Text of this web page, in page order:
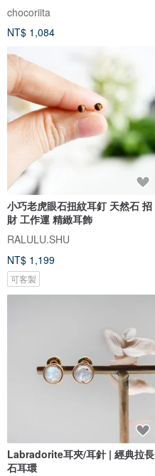
chocoriita
NT$ 1,084
小巧老虎眼石扭紋耳釘 天然石 招
財 工作運 精緻耳飾
RALULU.SHU
NT$ 1,199
可客製
Labradorite耳夾/耳針 | 經典拉長
石耳環